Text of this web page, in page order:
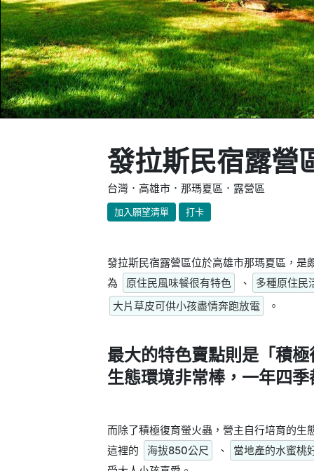
發拉斯民宿露營
台灣．高雄市．那瑪夏區．露營區
加入願望清單 打卡
發拉斯民宿露營區位於高雄市那瑪夏區，是
為
原住民風味餐很有特色 、
多種原住民
大片草皮可供小孩盡情奔跑放電
。
最大的特色賣點則是「積極
生態環境非常棒，一年四
而除了積極復育螢火蟲，營主自行培育的生
這裡的
海拔850公尺 、
當地產的水蜜桃